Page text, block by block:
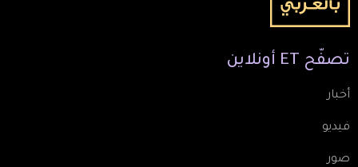
تصفّح ET أونلاين
أخبار
فيديو
صور